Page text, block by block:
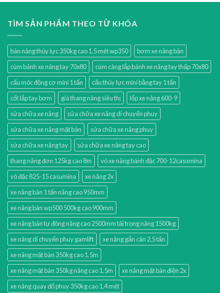
TÌM SẢN PHẨM THEO TỪ KHÓA
bàn nâng thủy lực 350kg cao 1.5 mét wp350
bơm xe nâng bàn
cùm bánh xe nâng tay 70x80
cùm càng lắp bánh xe nâng tay thấp 70x80
cẩu móc động cơ mini 1 tấn
cẩu thủy lực mini bằng tay 1 tấn
cốt lắp tay bơm
giá thang nâng siêu thị
lốp xe nâng 600-9
sửa chữa xe nâng
sửa chữa xe nâng di chuyển phuy
sửa chữa xe nâng mặt bàn
sửa chữa xe nâng phuy
sửa chữa xe nâng tay
sửa chữa xe nâng tay cao
thang nâng đơn 125kg cao 8m
vỏ xe nâng bánh đặc 700-12casumina
vỏ đặc 825-15 casumina
xe nâng 2x
xe nâng bàn 1 tấn nâng cao 950mm
xe nâng bàn wp500 500kg cao 900mm
xe nâng bán tự động nâng cao 2500mm tải trọng nâng 1500kg
xe nâng di chuyển phuy gamlift
xe nâng gắn cân 2.5 tấn
xe nâng mặt bàn 350kg cao 1.5m
xe nâng mặt bàn 350kg nâng cao 1.5m
xe nâng mặt bàn điện 2x
xe nâng quay đổ phuy 350kg cao 1.4 mét